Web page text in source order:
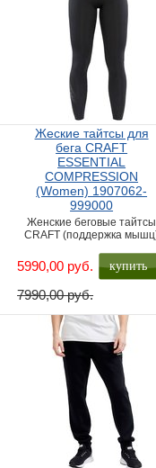
Жеские тайтсы для
бега CRAFT
ESSENTIAL
COMPRESSION
(Women) 1907062-
999000
Женские беговые тайтсы
CRAFT (поддержка
5990,00 руб.
7990,00 руб.
купить